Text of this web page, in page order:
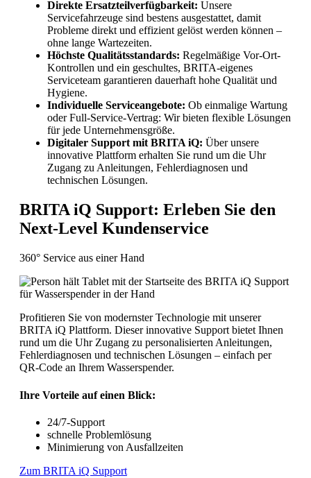
Direkte Ersatzteilverfügbarkeit: Unsere
Servicefahrzeuge sind bestens ausgestattet, damit
Probleme direkt und effizient gelöst werden können –
ohne lange Wartezeiten.
Höchste Qualitätsstandards: Regelmäßige Vor-Ort-
Kontrollen und ein geschultes, BRITA-eigenes
Serviceteam garantieren dauerhaft hohe Qualität und
Hygiene.
Individuelle Serviceangebote: Ob einmalige Wartung
oder Full-Service-Vertrag: Wir bieten flexible Lösungen
für jede Unternehmensgröße.
Digitaler Support mit BRITA iQ: Über unsere
innovative Plattform erhalten Sie rund um die Uhr
Zugang zu Anleitungen, Fehlerdiagnosen und
technischen Lösungen.
BRITA iQ Support: Erleben Sie den
Next-Level Kundenservice
360° Service aus einer Hand
Profitieren Sie von modernster Technologie mit unserer
BRITA iQ Plattform. Dieser innovative Support bietet Ihnen
rund um die Uhr Zugang zu personalisierten Anleitungen,
Fehlerdiagnosen und technischen Lösungen – einfach per
QR-Code an Ihrem Wasserspender.
Ihre Vorteile auf einen Blick:
24/7-Support
schnelle Problemlösung
Minimierung von Ausfallzeiten
Zum BRITA iQ Support